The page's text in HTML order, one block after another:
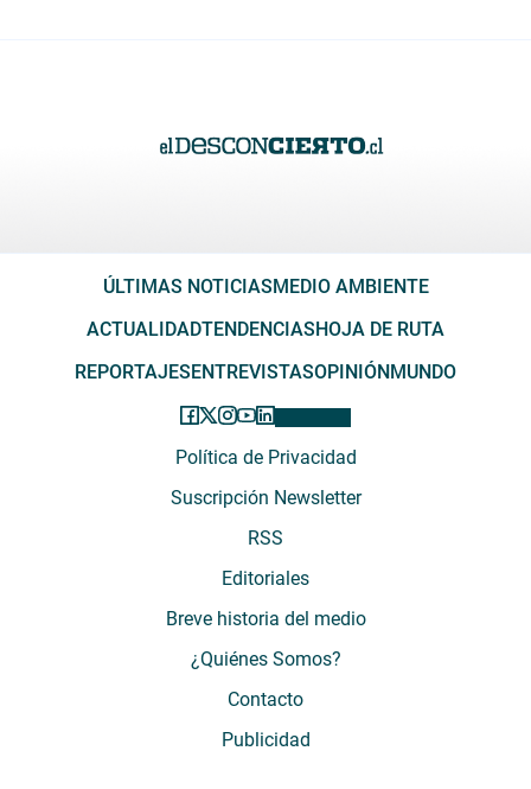
ÚLTIMAS NOTICIAS MEDIO AMBIENTE
ACTUALIDADTENDENCIAS HOJA DE RUTA
REPORTAJES ENTREVISTASOPINIÓN MUNDO
Política de Privacidad
Suscripción Newsletter
RSS
Editoriales
Breve historia del medio
¿Quiénes Somos?
Contacto
Publicidad